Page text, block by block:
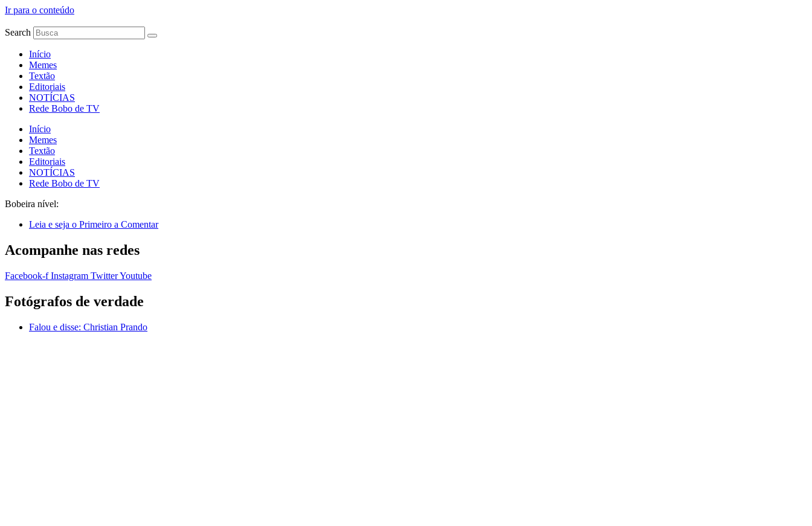
Ir para o conteúdo
Search
Início
Memes
Textão
Editoriais
NOTÍCIAS
Rede Bobo de TV
Início
Memes
Textão
Editoriais
NOTÍCIAS
Rede Bobo de TV
Bobeira nível:
Leia e seja o Primeiro a Comentar
Acompanhe nas redes
Facebook-f Instagram TwitterYoutube
Fotógrafos de verdade
Falou e disse: Christian Prando